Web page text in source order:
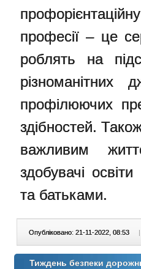
професії – це
роблять на
різноманітних
профілюючих
здібностей.
важливим
здобувачі
та батьками.
Опубліковано: 21-11-2022, 08:53 |
Тиждень безпеки